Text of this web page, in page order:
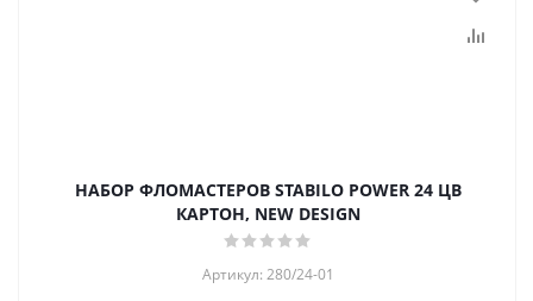
НАБОР ФЛОМАСТЕРОВ STABILO POWER 24 ЦВ
КАРТОН, NEW DESIGN
Артикул: 280/24-01